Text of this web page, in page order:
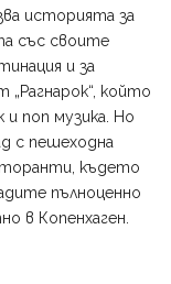
историята за
със своите
и за
който
и поп музика. Но
с пешеходна
където
пълноценно
в Копенхаген.